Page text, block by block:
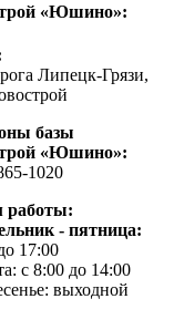
«Юшино»:
Липецк-Грязи,
базы
«Юшино»:
1020
работы:
- пятница:
17:00
с 8:00 до 14:00
выходной